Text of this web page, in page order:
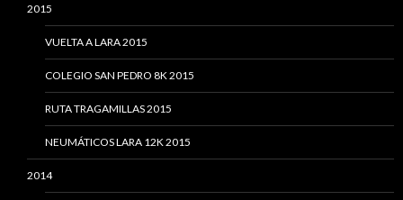
2015
VUELTA A LARA 2015
COLEGIO SAN PEDRO 8K 2015
RUTA TRAGAMILLAS 2015
NEUMÁTICOS LARA 12K 2015
2014